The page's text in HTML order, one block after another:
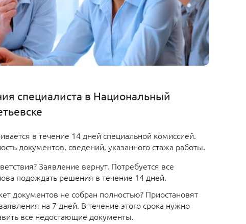
специалиста в Национальный
в течение 14 дней специальной комиссией.
документов, сведений, указанного стажа работы.
Заявление вернут. Потребуется все
подождать решения в течение 14 дней.
документов не собран полностью? Приостановят
на 7 дней. В течение этого срока нужно
все недостающие документы.